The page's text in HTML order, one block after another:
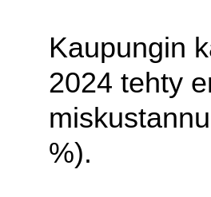
Kaupungin
2024 tehty
%).